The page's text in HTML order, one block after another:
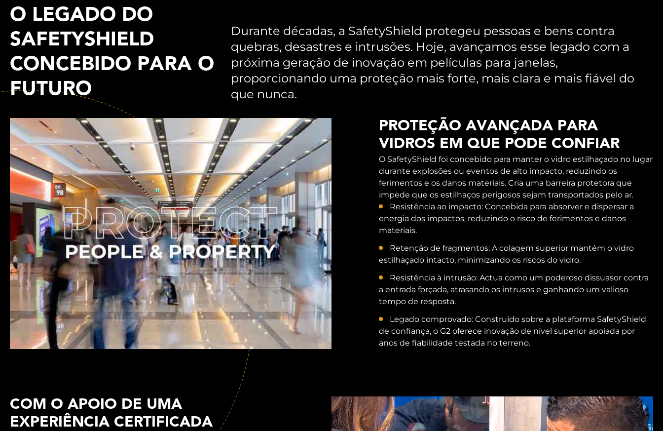
O LEGADO DO
SAFETYSHIELD
CONCEBIDO PARA O
FUTURO
Durante décadas, a SafetyShield protegeu pessoas e bens contra
quebras, desastres e intrusões. Hoje, avançamos esse legado com a
próxima geração de inovação em películas para janelas,
proporcionando uma proteção mais forte, mais clara e mais fiável do
que nunca.
PROTEÇÃO AVANÇADA PARA
VIDROS EM QUE PODE CONFIAR
O SafetyShield foi concebido para manter o vidro estilhaçado no lugar
durante explosões ou eventos de alto impacto, reduzindo os
ferimentos e os danos materiais. Cria uma barreira protetora que
impede que os estilhaços perigosos sejam transportados pelo ar.
Resistência ao impacto: Concebida para absorver e dispersar a
energia dos impactos, reduzindo o risco de ferimentos e danos
materiais.
Retenção de fragmentos: A colagem superior mantém o vidro
estilhaçado intacto, minimizando os riscos do vidro.
Resistência à intrusão: Actua como um poderoso dissuasor contra
a entrada forçada, atrasando os intrusos e ganhando um valioso
tempo de resposta.
Legado comprovado: Construído sobre a plataforma SafetyShield
de confiança, o G2 oferece inovação de nível superior apoiada por
anos de fiabilidade testada no terreno.
COM O APOIO DE UMA
EXPERIÊNCIA CERTIFICADA